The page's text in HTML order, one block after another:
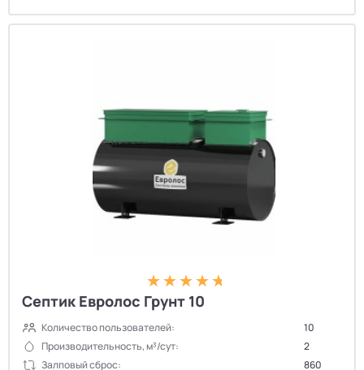
Септик Евролос Грунт 10
Количество пользователей:
10
Производительность, м³/сут:
2
Залповый сброс:
860